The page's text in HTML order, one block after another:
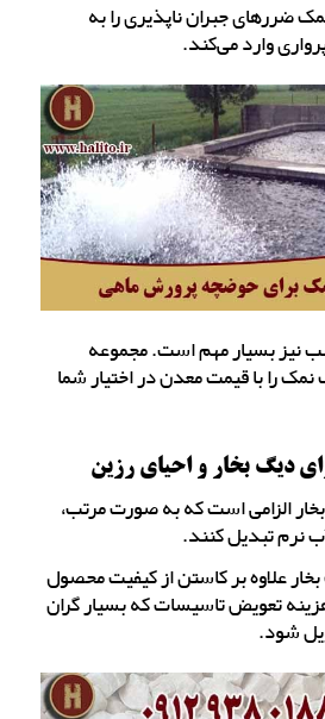
ضررهای جبران ناپذیری را به
وارد می‌کند.
نیز بسیار مهم است. مجموعه
را با قیمت معدن در اختیار شما
دیگ بخار و احیای رزین
الزامی است که به صورت مرتب،
نرم تبدیل کنند.
علاوه بر کاستن از کیفیت محصول
تعویض تاسیسات که بسیار گران
شود.